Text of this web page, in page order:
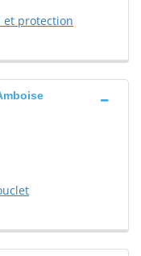
et protection